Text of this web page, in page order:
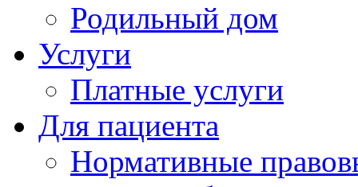
Родильный дом
Услуги
Платные услуги
Для пациента
Нормативные